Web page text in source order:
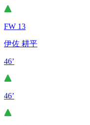
FW 13
伊佐 耕平
46’
46’